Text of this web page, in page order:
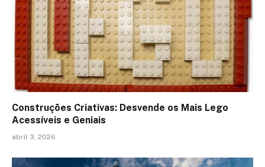
Construções Criativas: Desvende os Mais Lego
Acessíveis e Geniais
abril 3, 2026